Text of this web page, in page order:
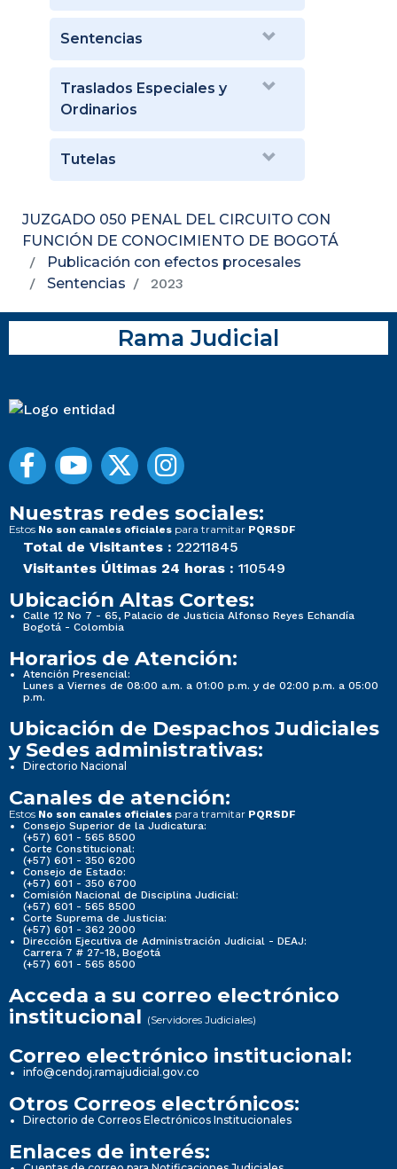
Sentencias
Traslados Especiales y
Ordinarios
Tutelas
JUZGADO 050 PENAL DEL CIRCUITO CON
FUNCIÓN DE CONOCIMIENTO DE BOGOTÁ
Publicación con efectos procesales
Sentencias
2023
Rama Judicial
Nuestras redes sociales:
Estos No son canales oficiales para tramitar PQRSDF
Total de Visitantes : 22211845
Visitantes Últimas 24 horas : 110549
Ubicación Altas Cortes:
Calle 12 No 7 - 65, Palacio de Justicia Alfonso Reyes Echandía
Bogotá - Colombia
Horarios de Atención:
Atención Presencial:
Lunes a Viernes de 08:00 a.m. a 01:00 p.m. y de 02:00 p.m. a 05:00
p.m.
Ubicación de Despachos Judiciales
y Sedes administrativas:
Directorio Nacional
Canales de atención:
Estos No son canales oficiales para tramitar PQRSDF
Consejo Superior de la Judicatura:
(+57) 601 - 565 8500
Corte Constitucional:
(+57) 601 - 350 6200
Consejo de Estado:
(+57) 601 - 350 6700
Comisión Nacional de Disciplina Judicial:
(+57) 601 - 565 8500
Corte Suprema de Justicia:
(+57) 601 - 362 2000
Dirección Ejecutiva de Administración Judicial - DEAJ:
Carrera 7 # 27-18, Bogotá
(+57) 601 - 565 8500
Acceda a su correo electrónico
institucional (Servidores Judiciales)
Correo electrónico institucional:
info@cendoj.ramajudicial.gov.co
Otros Correos electrónicos:
Directorio de Correos Electrónicos Institucionales
Enlaces de interés: